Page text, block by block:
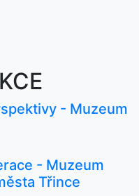
- Muzeum
- Muzeum
Třince